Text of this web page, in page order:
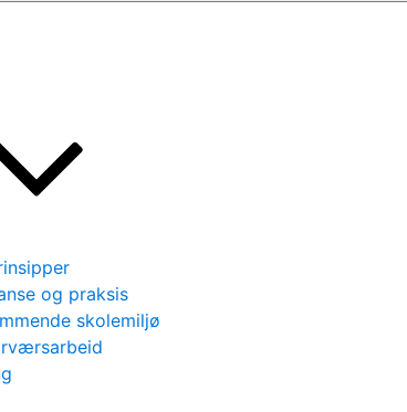
og praksis
skolemiljø